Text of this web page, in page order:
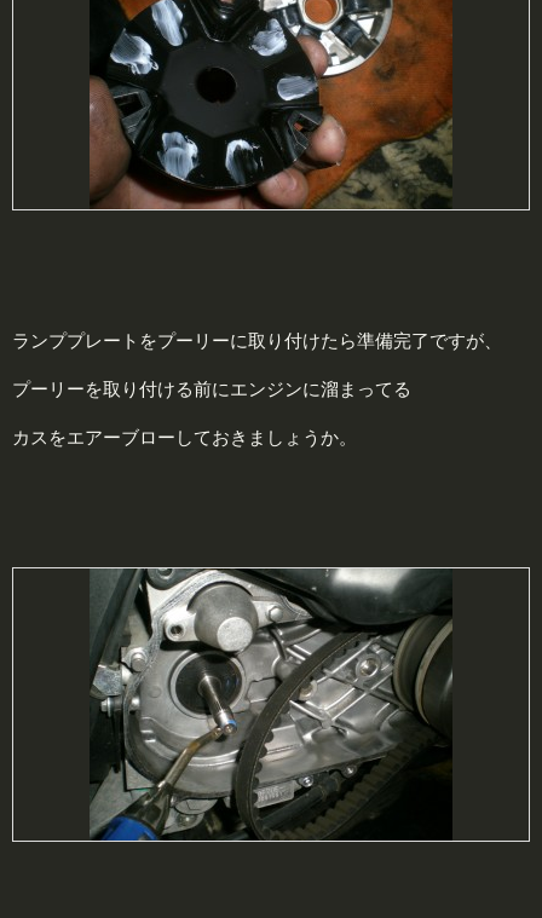
ランププレートをプーリーに取り付けたら準備完了ですが、
プーリーを取り付ける前にエンジンに溜まってる
カスをエアーブローしておきましょうか。